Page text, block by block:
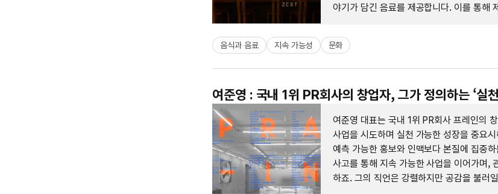
야기가 담긴 음료를 제공합니다. 이를 통해
음식과 음료 지속 가능성 문화
여준영 : 국내 1위 PR회사의 창업자, 그가 정의하는 ‘실
여준영 대표는 국내 1위 PR회사 프레인의
사업을 시도하며 실천 가능한 성장을 중요
예측 가능한 홍보와 인맥보다 본질에 집중
사고를 통해 지속 가능한 사업을 이어가며,
하죠. 그의 직언은 강렬하지만 공감을 불러